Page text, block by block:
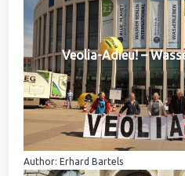
Veolia-Adieu! –
Author: Erhard Bartels